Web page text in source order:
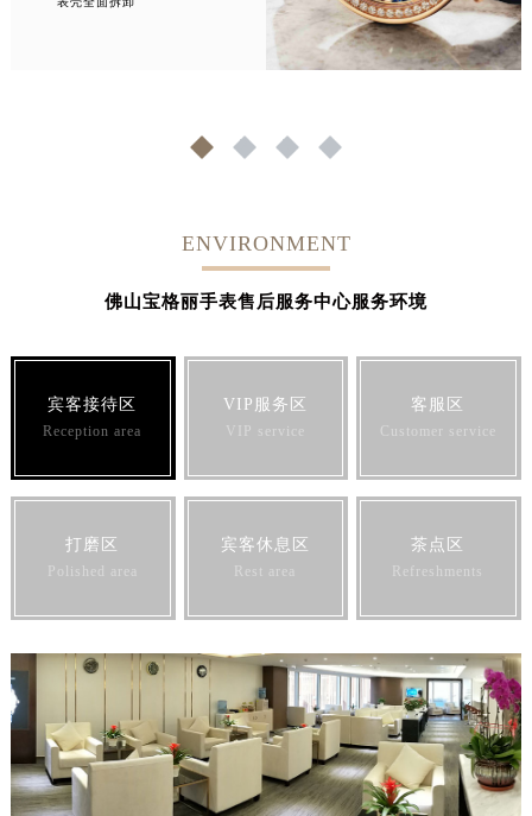
1 2 3 4
ENVIRONMENT
佛山宝格丽手表售后服务中心服务环境
宾客接待区
Reception area
VIP服务区
VIP service
客服区
Customer service
打磨区
Polished area
宾客休息区
Rest area
茶点区
Refreshments